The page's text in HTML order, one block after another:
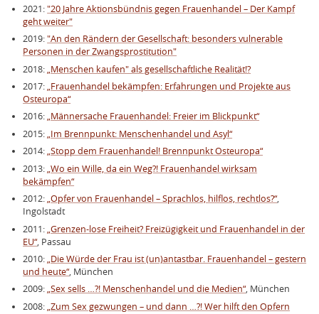
2021:"20 Jahre Aktionsbündnis gegen Frauenhandel – Der Kampf
geht weiter"
2019:"An den Rändern der Gesellschaft: besonders vulnerable
Personen in der Zwangsprostitution"
2018:„Menschen kaufen" als gesellschaftliche Realität!?
2017:„Frauenhandel bekämpfen: Erfahrungen und Projekte aus
Osteuropa“
2016:„Männersache Frauenhandel: Freier im Blickpunkt“
2015:„Im Brennpunkt: Menschenhandel und Asyl“
2014:„Stopp dem Frauenhandel! Brennpunkt Osteuropa“
2013:„Wo ein Wille, da ein Weg?! Frauenhandel wirksam
bekämpfen“
2012:„Opfer von Frauenhandel – Sprachlos, hilflos, rechtlos?“,
Ingolstadt
2011:„Grenzen-lose Freiheit? Freizügigkeit und Frauenhandel in der
EU“, Passau
2010:„Die Würde der Frau ist (un)antastbar. Frauenhandel – gestern
und heute“, München
2009:„Sex sells …?! Menschenhandel und die Medien“, München
2008:„Zum Sex gezwungen – und dann …?! Wer hilft den Opfern